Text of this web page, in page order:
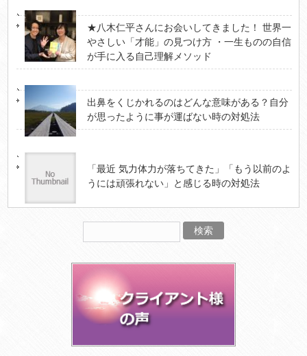
★八木仁平さんにお会いしてきました！ 世界一
やさしい「才能」の見つけ方 ・一生ものの自信
が手に入る自己理解メソッド
出鼻をくじかれるのはどんな意味がある？自分
が思ったように事が運ばない時の対処法
「最近 気力体力が落ちてきた」「もう以前のよ
うには頑張れない」と感じる時の対処法